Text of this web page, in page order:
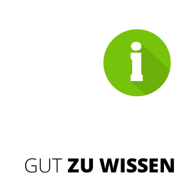
GUT ZU WISSEN